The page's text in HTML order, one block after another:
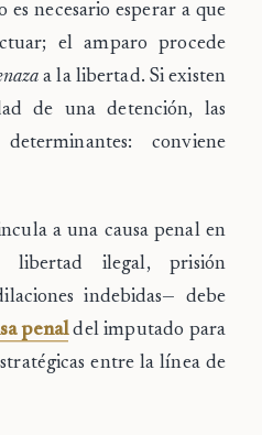
es necesario esperar a que
el amparo procede
a la libertad. Si existen
de una detención, las
conviene
a una causa penal en
libertad ilegal, prisión
indebidas— debe
penaldel imputado para
entre la línea de